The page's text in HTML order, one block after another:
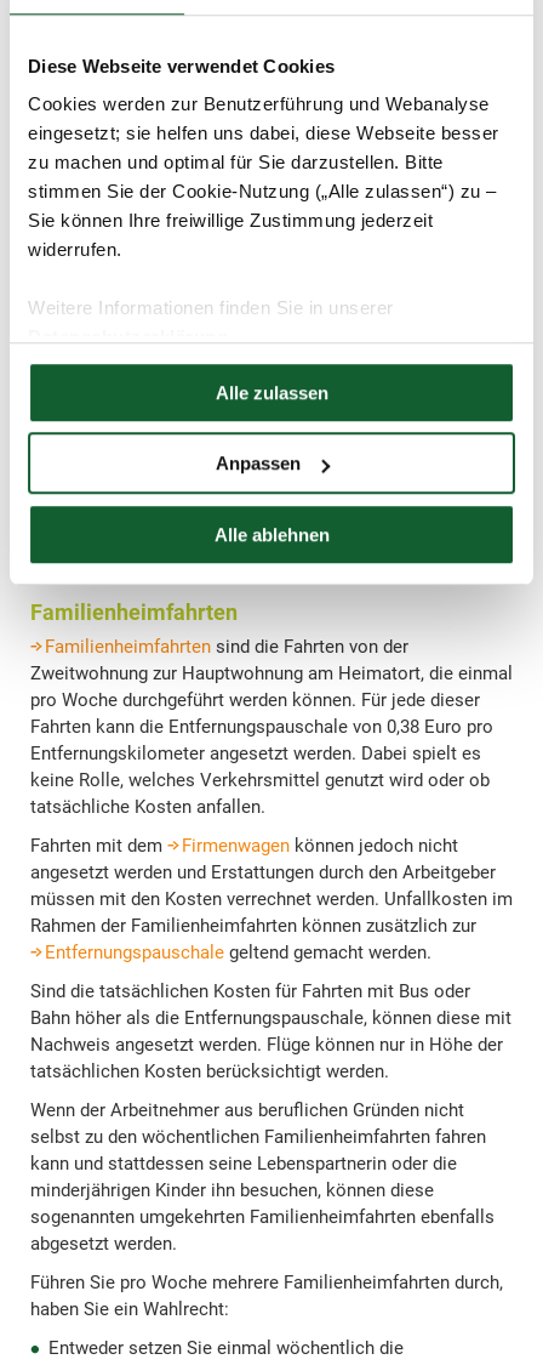
Diese Webseite verwendet Cookies
Cookies werden zur Benutzerführung und Webanalyse
eingesetzt; sie helfen uns dabei, diese Webseite besser
zu machen und optimal für Sie darzustellen. Bitte
stimmen Sie der Cookie-Nutzung („Alle zulassen“) zu –
Sie können Ihre freiwillige Zustimmung jederzeit
widerrufen.
Weitere Informationen finden Sie in unserer
Hier finden Sie unserImpressum
Alle zulassen
Anpassen
Alle ablehnen
Zweitwohnsteuer oder Rundfunkbeitrag,
Sondernutzungsrechte (zum Beispiel für einen Garten).
Einrichtung und Ausstattung der Zweitwohnung
Wenn Sie eine möblierte Wohnung mieten, sollte die
Gesamtmiete in Mietkosten für die Unterkunft und
Mietkosten für Möbel aufgeteilt werden. Diese Aufteilung
lässt sich am besten bereits im Mietvertrag festhalten.
Kühlschrank und Spülmaschine sowie notwendige Möbel
und Haushaltsartikel. Auch gebrauchte Möbel können
anteilig nach den Anschaffungskosten berücksichtigt
Insgesamt werden die Ausgaben für Einrichtung und
Ausstattung bis zu einer Höhe von 5.000 Euro als
notwendig anerkannt. Wenn die Anschaffungskosten eines
müssen diese Kosten über mehrere Jahre abgeschrieben
werden.
Familienheimfahrten
Familienheimfahrten sind die Fahrten von der
Zweitwohnung zur Hauptwohnung am Heimatort, die einmal
pro Woche durchgeführt werden können. Für jede dieser
Fahrten kann die Entfernungspauschale von 0,38 Euro pro
Entfernungskilometer angesetzt werden. Dabei spielt es
keine Rolle, welches Verkehrsmittel genutzt wird oder ob
tatsächliche Kosten anfallen.
Fahrten mit dem
Firmenwagen können jedoch nicht
angesetzt werden und Erstattungen durch den Arbeitgeber
müssen mit den Kosten verrechnet werden. Unfallkosten im
Rahmen der Familienheimfahrten können zusätzlich zur
Entfernungspauschale geltend gemacht werden.
Sind die tatsächlichen Kosten für Fahrten mit Bus oder
Bahn höher als die Entfernungspauschale, können diese mit
Nachweis angesetzt werden. Flüge können nur in Höhe der
tatsächlichen Kosten berücksichtigt werden.
Wenn der Arbeitnehmer aus beruflichen Gründen nicht
selbst zu den wöchentlichen Familienheimfahrten fahren
kann und stattdessen seine Lebenspartnerin oder die
minderjährigen Kinder ihn besuchen, können diese
sogenannten umgekehrten Familienheimfahrten ebenfalls
abgesetzt werden.
Führen Sie pro Woche mehrere Familienheimfahrten durch,
haben Sie ein Wahlrecht:
Entweder setzen Sie einmal wöchentlich die